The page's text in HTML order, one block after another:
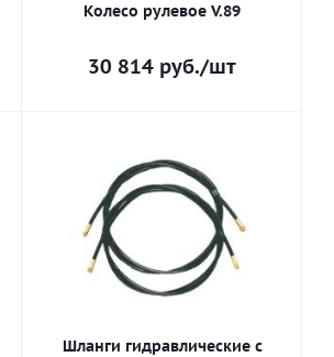
Колесо рулевое V.89
30 814 руб./шт
Шланги гидравлические с